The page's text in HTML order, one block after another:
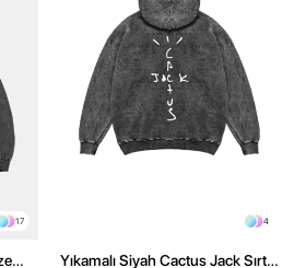
17 4
Yıkamalı Siyah Cactus Jack Sırt